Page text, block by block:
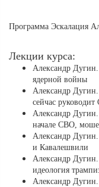
Программа Эскалация
Лекции курса:
Александр
ядерной войны
Александр
сейчас
Александр
начале СВО,
Александр
и Кавалешвили
Александр
идеология
Александр